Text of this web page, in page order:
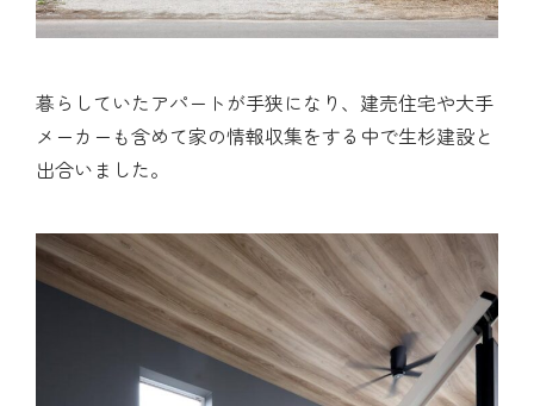
暮らしていたアパートが手狭になり、建売住宅や大手
メーカーも含めて家の情報収集をする中で生杉建設と
出合いました。